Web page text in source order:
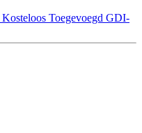
Kosteloos Toegevoegd GDI-